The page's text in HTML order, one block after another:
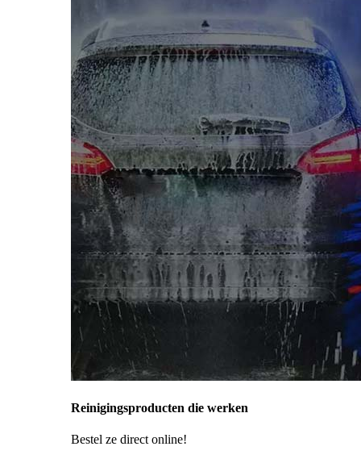
Reinigingsproducten die werken
Bestel ze direct online!